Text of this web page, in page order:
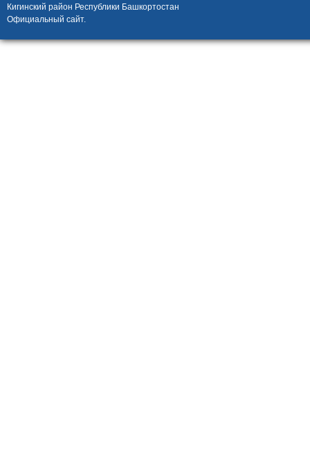
Кигинский район Республики Башкортостан
Официальный сайт.